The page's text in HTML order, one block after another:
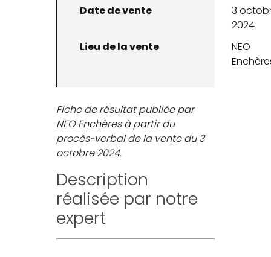
Date de vente
3
2024
Lieu de la vente
NEO
Fiche de résultat publiée par
NEO Enchères à partir du
procès-verbal de la vente du 3
octobre 2024.
Description
réalisée par notre
expert